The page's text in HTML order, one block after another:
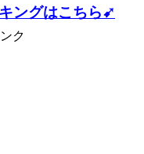
ングはこちら➹
ク